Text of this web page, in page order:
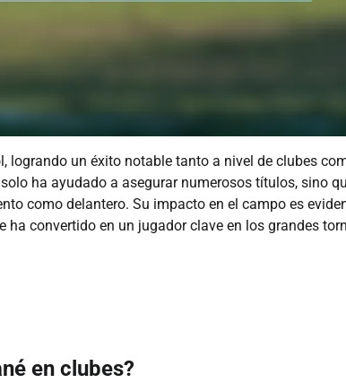
logrando un éxito notable tanto a nivel de clubes
ha ayudado a asegurar numerosos títulos, sino
como delantero. Su impacto en el campo es
convertido en un jugador clave en los grandes
en clubes?